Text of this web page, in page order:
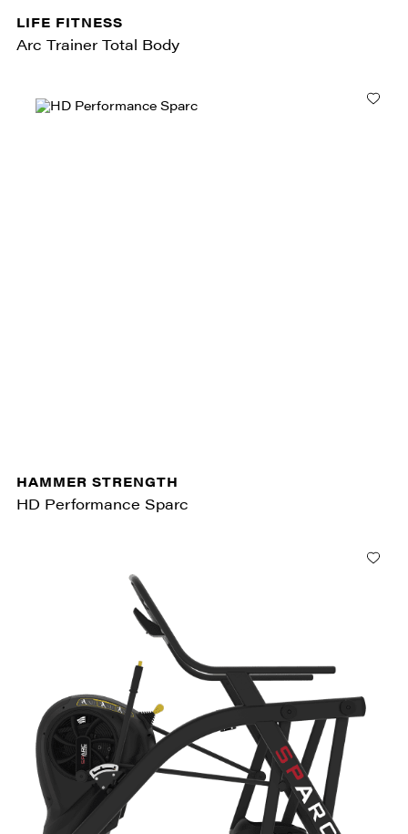
LIFE FITNESS
Arc Trainer Total Body
HAMMER STRENGTH
HD Performance Sparc